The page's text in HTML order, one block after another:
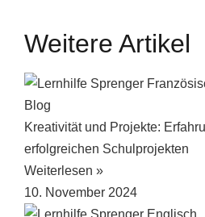
Weitere Artikel
Blog
Kreativität und Projekte:
erfolgreichen Schulprojekten
Weiterlesen »
10. November 2024